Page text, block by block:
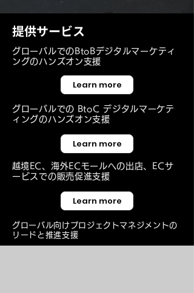
提供サービス
グローバルでのBtoBデジタルマーケティ
ングのハンズオン支援
Learn more
グローバルでの BtoC デジタルマーケテ
ィングのハンズオン支援
Learn more
​越境EC、海外ECモールへの出店、ECサ
ービスでの販売促進支援
Learn more
グローバル向けプロジェクトマネジメントの
リードと推進支援